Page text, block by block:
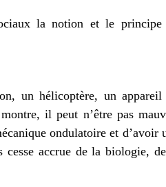
la notion et le principe
un hélicoptère, un appareil
il peut n’être pas
ondulatoire et d’avoir
accrue de la biologie,